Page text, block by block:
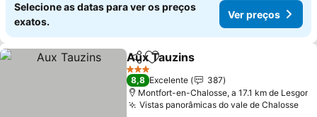
Selecione as datas para ver os preços
exatos.
Ver preços
PartilharAdicionar aos favoritos
Aux Tauzins
3 Estrelas
8,8 Excelente
387
Montfort-en-Chalosse, a 17.1 km de Lesgor
Vistas panorâmicas do vale de Chalosse